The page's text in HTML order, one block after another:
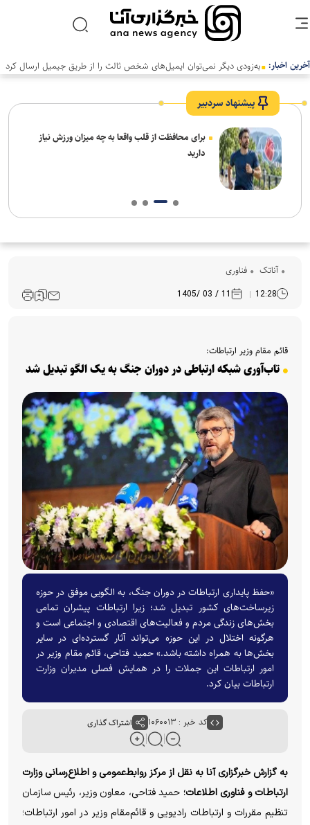
آخرین اخبار: به‌زودی دیگر نمی‌توان ایمیل‌های شخص ثالث را از طریق جیمیل ارسال کرد
پیشنهاد سردبیر
برای محافظت از قلب واقعا به چه میزان ورزش نیاز
دارید
آناتک فناوری
12:28
11 / 03 /1405
قائم مقام وزیر ارتباطات:
تاب‌آوری شبکه ارتباطی در دوران جنگ به یک الگو تبدیل شد
«حفظ پایداری ارتباطات در دوران جنگ، به الگویی موفق در حوزه
زیرساخت‌های کشور تبدیل شد؛ زیرا ارتباطات پیشران تمامی
بخش‌های زندگی مردم و فعالیت‌های اقتصادی و اجتماعی است و
هرگونه اختلال در این حوزه می‌تواند آثار گسترده‌ای در سایر
بخش‌ها به همراه داشته باشد.» حمید فتاحی، قائم مقام وزیر در
امور ارتباطات این جملات را در همایش فصلی مدیران وزارت
ارتباطات بیان کرد.
کد خبر : ۱۰۶۰۰۱۳ اشتراک گذاری
به گزارش خبرگزاری آنا به نقل از مرکز روابط‌عمومی و اطلاع‌رسانی وزارت
ارتباطات و فناوری اطلاعات؛ حمید فتاحی، معاون وزیر، رئیس سازمان
تنظیم مقررات و ارتباطات رادیویی و قائم‌مقام وزیر در امور ارتباطات؛